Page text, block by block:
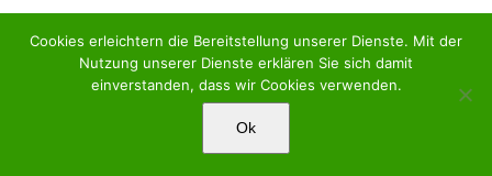
Cookies erleichtern die Bereitstellung unserer Dienste. Mit der
Nutzung unserer Dienste erklären Sie sich damit
einverstanden, dass wir Cookies verwenden.
Ok